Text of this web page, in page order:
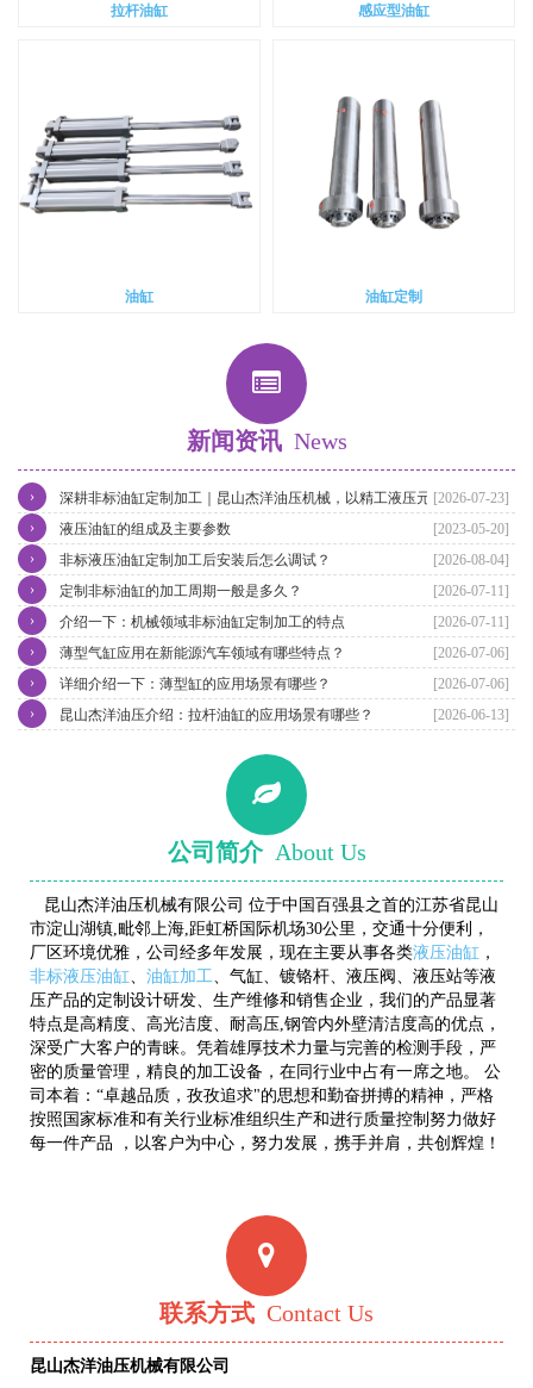
拉杆油缸 感应型油缸
油缸 油缸定制
新闻资讯 News
[2026-07-23]
深耕非标油缸定制加工｜昆山杰洋油压机械，以精工液压元件赋能制
造业升级
›
[2023-05-20]
液压油缸的组成及主要参数
›
[2026-08-04]
非标液压油缸定制加工后安装后怎么调试？
›
[2026-07-11]
定制非标油缸的加工周期一般是多久？
›
[2026-07-11]
介绍一下：机械领域非标油缸定制加工的特点
›
[2026-07-06]
薄型气缸应用在新能源汽车领域有哪些特点？
›
[2026-07-06]
详细介绍一下：薄型缸的应用场景有哪些？
›
[2026-06-13]
昆山杰洋油压介绍：拉杆油缸的应用场景有哪些？
›
公司简介 About Us
昆山杰洋油压机械有限公司 位于中国百强县之首的江苏省昆山
市淀山湖镇,毗邻上海,距虹桥国际机场30公里，交通十分便利，
厂区环境优雅，公司经多年发展， 现在主要从事各类液压油缸 ，
非标液压油缸
油缸加工 气缸
镀铬杆、液压阀、液压站等液
压产品的定制设计研发、生产维修和销售企业 ，我们的产品显著
特点是高精度、高光洁度、耐高压,钢管内外壁清洁度高的优点，
深受广大客户的青睐。凭着雄厚技术力量与完善的检测手段，严
密的质量管理，精良的加工设备，在同行业中占有一席之地。 公
司本着：“卓越品质，孜孜追求"的思想和勤奋拼搏的精神，严格
按照国家标准和有关行业标准组织生产和进行质量控制努力做好
每一件产品 ，以客户为中心，努力发展，携手并肩，共创辉煌！
联系方式 Contact Us
昆山杰洋油压机械有限公司